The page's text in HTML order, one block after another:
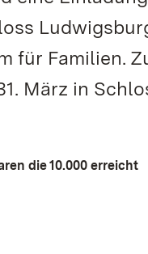
für Familien.
März in
die 10.000 erreicht